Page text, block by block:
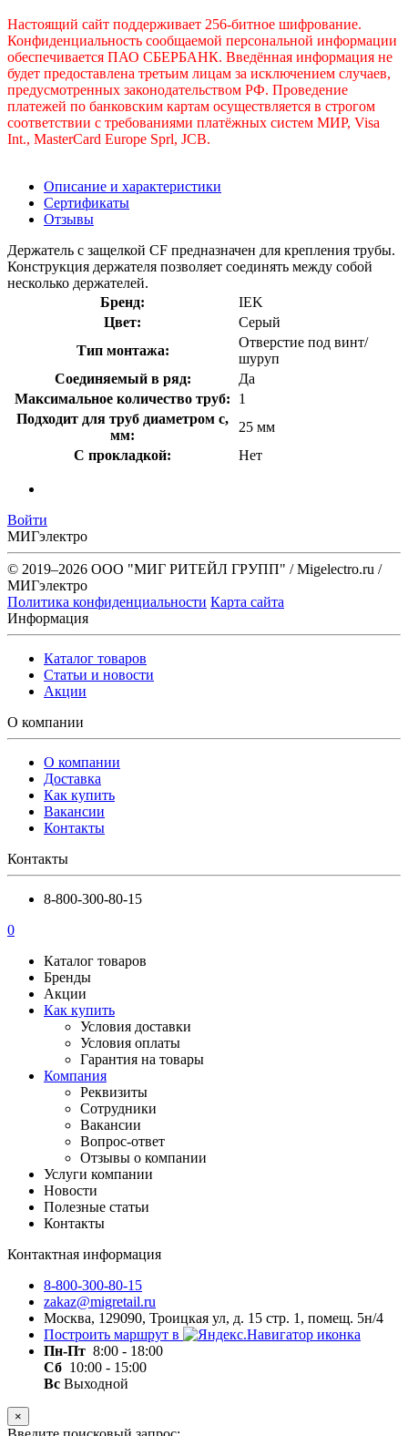
Настоящий сайт поддерживает 256-битное шифрование.
Конфиденциальность сообщаемой персональной информации
обеспечивается ПАО СБЕРБАНК. Введённая информация не
будет предоставлена третьим лицам за исключением случаев,
предусмотренных законодательством РФ. Проведение
платежей по банковским картам осуществляется в строгом
соответствии с требованиями платёжных систем МИР, Visa
Int., MasterCard Europe Sprl, JCB.
Описание и характеристики
Сертификаты
Отзывы
Держатель с защелкой CF предназначен для крепления трубы.
Конструкция держателя позволяет соединять между собой
несколько держателей.
Бренд:
IEK
Цвет:
Серый
Тип монтажа:
Отверстие под винт/
шуруп
Соединяемый в ряд:
Да
Максимальное количество труб:
1
Подходит для труб диаметром с,
мм:
25 мм
С прокладкой:
Нет
Войти
МИГэлектро
© 2019–2026 ООО "МИГ РИТЕЙЛ ГРУПП" / Migelectro.ru /
МИГэлектро
Политика конфиденциальности Карта сайта
Информация
Каталог товаров
Статьи и новости
Акции
О компании
О компании
Доставка
Как купить
Вакансии
Контакты
Контакты
8-800-300-80-15
0
Каталог товаров
Бренды
Акции
Как купить
Условия доставки
Условия оплаты
Гарантия на товары
Компания
Реквизиты
Сотрудники
Вакансии
Вопрос-ответ
Отзывы о компании
Услуги компании
Новости
Полезные статьи
Контакты
Контактная информация
8-800-300-80-15
zakaz@migretail.ru
Москва, 129090, Троицкая ул, д. 15 стр. 1, помещ. 5н/4
Построить маршрут в
Пн-Пт 8:00 - 18:00
Сб 10:00 - 15:00
Вс Выходной
×